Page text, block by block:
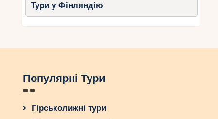
Тури у Фінляндію
Популярні Тури
Гірськолижні тури